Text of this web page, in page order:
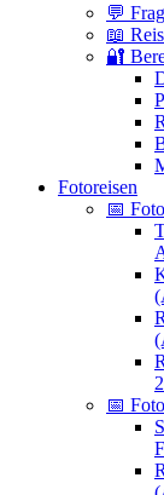
💬
📖
🔐
Fotoreisen
📅
📅